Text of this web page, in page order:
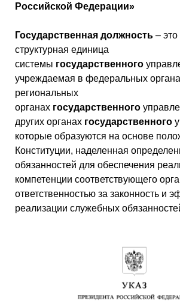
Российской Федерации»
Государственная должность– это
структурная единица
системы государственного
учреждаемая в федеральных
региональных
органах государственного
других органах государственного
которые образуются на основе
Конституции, наделенная
обязанностей для обеспечения
компетенции соответствующего
ответственностью за законность и
реализации служебных